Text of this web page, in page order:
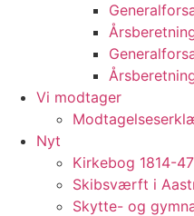
Vi modtager
Nyt
Kirkebog 1814-47
Skibsværft i
Skytte- og